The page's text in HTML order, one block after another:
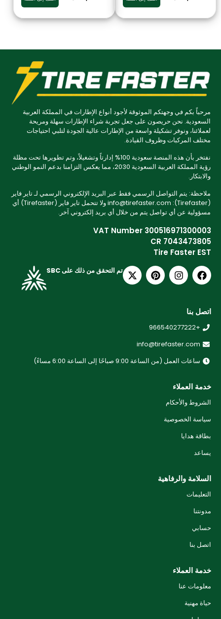
مرحباً بكم في وجهتكم الموثوقة لأجود أنواع الإطارات في المملكة العربية
السعودية. نحن حريصون على جعل تجربة شراء الإطارات سهلة ومريحة
لعملائنا، ونوفر تشكيلة واسعة من الإطارات عالية الجودة لتلبي احتياجات
مختلف المركبات وظروف القيادة.
نفتخر بأن هذه المنصة سعودية 100% إدارتاً وتشغيلاً، وتم تطويرها تحت مظلة
رؤية المملكة العربية السعودية 2030، مما يعكس التزامنا بدعم النمو الوطني
والابتكار.
ملاحظة: يتم التواصل الرسمي فقط عبر البريد الإلكتروني الرسمي لـ تاير فاير
(Tirefaster): info@tirefaster.com ولا تتحمل تاير فاير (Tirefaster) أي
مسؤولية عن أي تواصل يتم من خلال أي بريد إلكتروني آخر.
VAT Number 300516971300003
CR 7043473805
Tire Faster EST
تم التحقق من ذلك على SBC
اتصل بنا
+966540277222
info@tirefaster.com
ساعات العمل (من الساعة 9:00 صباحًا إلى الساعة 6:00 مساءً)
خدمة العملاء
الشروط والأحكام
سياسة الخصوصية
بطاقة هدايا
يساعد
السلامة والرفاهية
التعليمات
مدونتنا
حسابي
اتصل بنا
خدمة العملاء
معلومات عنا
حياة مهنية